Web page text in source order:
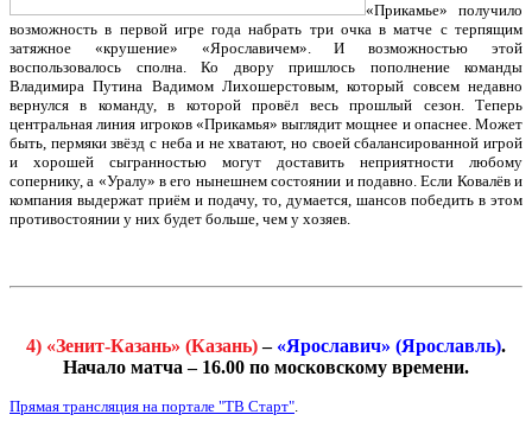
«Прикамье» получило
возможность в первой игре года набрать три очка в матче с терпящим
затяжное «крушение» «Ярославичем». И возможностью этой
воспользовалось сполна. Ко двору пришлось пополнение команды
Владимира Путина Вадимом Лихошерстовым, который совсем недавно
вернулся в команду, в которой провёл весь прошлый сезон. Теперь
центральная линия игроков «Прикамья» выглядит мощнее и опаснее. Может
быть, пермяки звёзд с неба и не хватают, но своей сбалансированной игрой
и хорошей сыгранностью могут доставить неприятности любому
сопернику, а «Уралу» в его нынешнем состоянии и подавно. Если Ковалёв и
компания выдержат приём и подачу, то, думается, шансов победить в этом
противостоянии у них будет больше, чем у хозяев.
4) «Зенит-Казань» (Казань)– «Ярославич» (Ярославль).
Начало матча – 16.00 по московскому времени.
Прямая трансляция на портале "ТВ Старт".